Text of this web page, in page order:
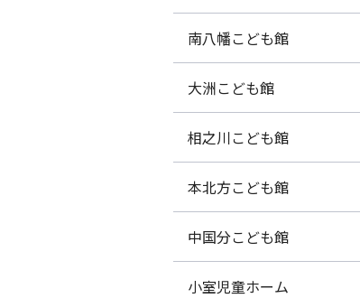
南八幡こども館
大洲こども館
相之川こども館
本北方こども館
中国分こども館
小室児童ホーム